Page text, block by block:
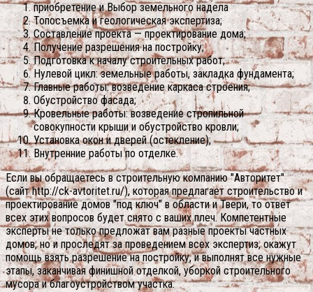
приобретение и Выбор земельного надела
Топосъемка и геологическая экспертиза;
Составление проекта — проектирование дома;
Получение разрешения на постройку;
Подготовка к началу строительных работ;
Нулевой цикл: земельные работы, закладка фундамента;
Главные работы: возведение каркаса строения;
Обустройство фасада;
Кровельные работы: возведение стропильной
совокупности крыши и обустройство кровли;
Установка окон и дверей (остекление);
Внутренние работы по отделке.
Если вы обращаетесь в строительную компанию "Авторитет"
(сайт http://ck-avtoritet.ru/), которая предлагает строительство и
проектирование домов "под ключ" в области и Твери, то ответ
всех этих вопросов будет снято с ваших плеч. Компетентные
эксперты не только предложат вам разные проекты частных
домов, но и проследят за проведением всех экспертиз, окажут
помощь взять разрешение на постройку, и выполнят все нужные
этапы, заканчивая финишной отделкой, уборкой строительного
мусора и благоустройством участка.